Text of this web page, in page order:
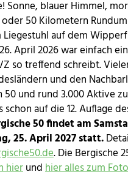
Sonne, blauer Himmel,
50 Kilometern
Liegestuhl auf dem
April 2026 war einfach
so treffend schreibt.
und den
und rund 3.000 Aktive
auf die 12. Auflage
50 findet am
25. April 2027 statt.
. Die Bergische
hierundhier alles zum